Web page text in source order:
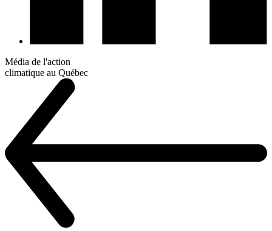
Média de l'action
climatique au Québec